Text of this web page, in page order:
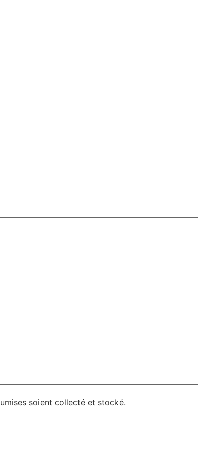
soient collecté et stocké.